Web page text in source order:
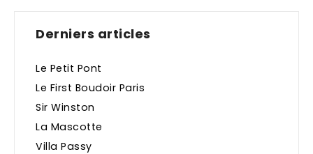
Derniers articles
Le Petit Pont
Le First Boudoir Paris
Sir Winston
La Mascotte
Villa Passy